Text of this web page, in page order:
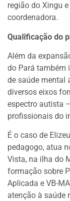
região do Xingu
coordenadora.
Qualificação do
Além da
do Pará também
de saúde mental
diversos eixos
espectro autista
profissionais do
É o caso de
pedagogo, atua
Vista, na ilha do
formação sobre
Aplicada e VB-
atenção à saúde